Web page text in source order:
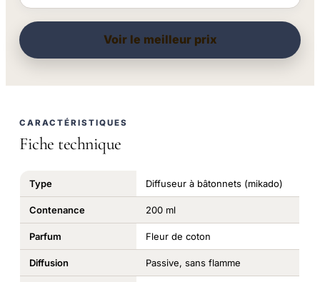
Voir le meilleur prix
CARACTÉRISTIQUES
Fiche technique
Type Diffuseur à bâtonnets (mikado)
Contenance 200 ml
Parfum Fleur de coton
Diffusion Passive, sans flamme